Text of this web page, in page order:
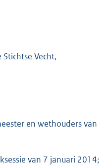
Vecht,
en wethouders van
van 7 januari 2014;